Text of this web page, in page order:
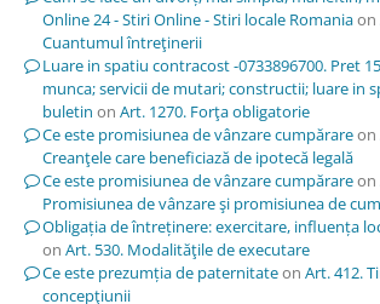
Online 24 - Stiri Online - Stiri locale Romaniaon
Cuantumul întreţinerii
Luare in spatiu contracost -0733896700. Pret
munca; servicii de mutari; constructii; luare in
buletin on Art. 1270. Forţa obligatorie
Ce este promisiunea de vânzare cumpărareon
Creanţele care beneficiază de ipotecă legală
Ce este promisiunea de vânzare cumpărareon
Promisiunea de vânzare şi promisiunea de
Obligația de întreținere: exercitare, influența
on Art. 530. Modalităţile de executare
Ce este prezumția de paternitateon Art. 412.
concepţiunii